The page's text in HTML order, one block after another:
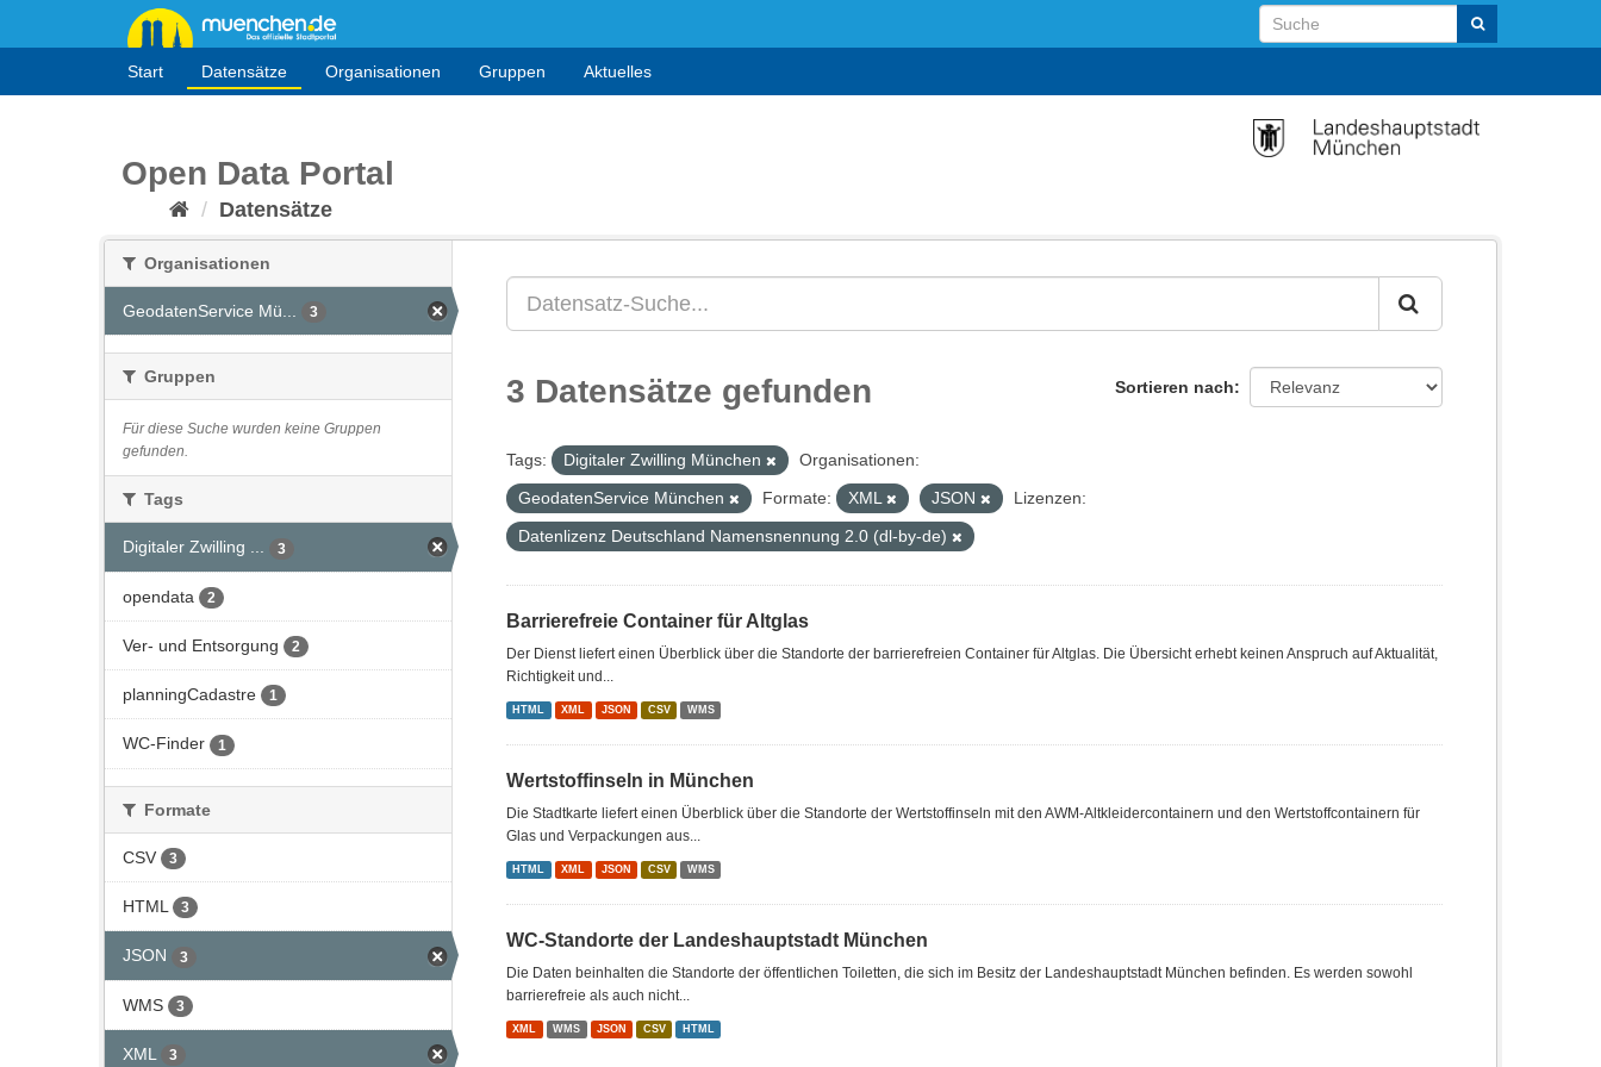
Start Datensätze Organisationen Gruppen Aktuelles
Open Data Portal
Datensätze
Organisationen
GeodatenService Mü... 3
Gruppen
Für diese Suche wurden keine Gruppen
gefunden.
Tags
Digitaler Zwilling ... 3
opendata 2
Ver- und Entsorgung 2
planningCadastre 1
WC-Finder 1
Formate
CSV 3
HTML 3
JSON 3
WMS 3
XML 3
Sortieren nach
3 Datensätze gefunden
Tags: Digitaler Zwilling München
Organisationen:
GeodatenService München
Formate: XML JSON
Lizenzen:
Datenlizenz Deutschland Namensnennung 2.0 (dl-by-de)
Barrierefreie Container für Altglas
Der Dienst liefert einen Überblick über die Standorte der barrierefreien Container für Altglas. Die Übersicht erhebt keinen Anspruch auf Aktualität,
Richtigkeit und...
HTML XML JSON CSV WMS
Wertstoffinseln in München
Die Stadtkarte liefert einen Überblick über die Standorte der Wertstoffinseln mit den AWM-Altkleidercontainern und den Wertstoffcontainern für
Glas und Verpackungen aus...
HTML XML JSON CSV WMS
WC-Standorte der Landeshauptstadt München
Die Daten beinhalten die Standorte der öffentlichen Toiletten, die sich im Besitz der Landeshauptstadt München befinden. Es werden sowohl
barrierefreie als auch nicht...
XML WMS JSON CSV HTML